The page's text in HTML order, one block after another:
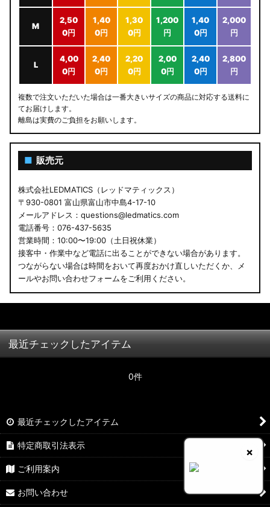
M
2,50
0円
1,40
0円
1,30
0円
1,200
円
1,40
0円
2,000
円
L
4,00
0円
2,40
0円
2,20
0円
2,00
0円
2,40
0円
2,800
円
複数で注文いただいた場合は一番大きいサイズの商品に対応する送料に
てお届けします。
離島は実費のご負担をお願いします。
■ 販売元
株式会社LEDMATICS（レッドマティックス）
〒930-0801 富山県富山市中島4-17-10
メールアドレス：questions@ledmatics.com
電話番号：076-437-5635
営業時間：10:00〜19:00（土日祝休業）
接客中・作業中など電話に出ることができない場合があります。
つながらない場合は時間をおいて再度おかけ直しいただくか、メ
ールやお問い合わせフォームをご利用ください。
×
最近チェックしたアイテム
0件
最近チェックしたアイテム
特定商取引法表示
ご利用案内
お問い合わせ